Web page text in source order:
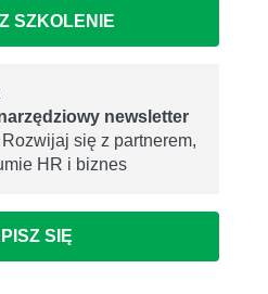
SZKOLENIE
newsletter
Rozwijaj się z partnerem,
HR i biznes
SIĘ